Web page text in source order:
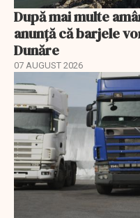
După mai multe
anunță că barjele
Dunăre
07 AUGUST 2026